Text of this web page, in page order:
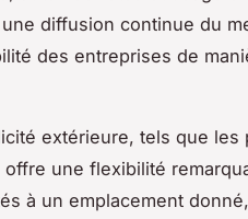
diffusion continue du
des entreprises de
extérieure, tels que les
une flexibilité
à un emplacement